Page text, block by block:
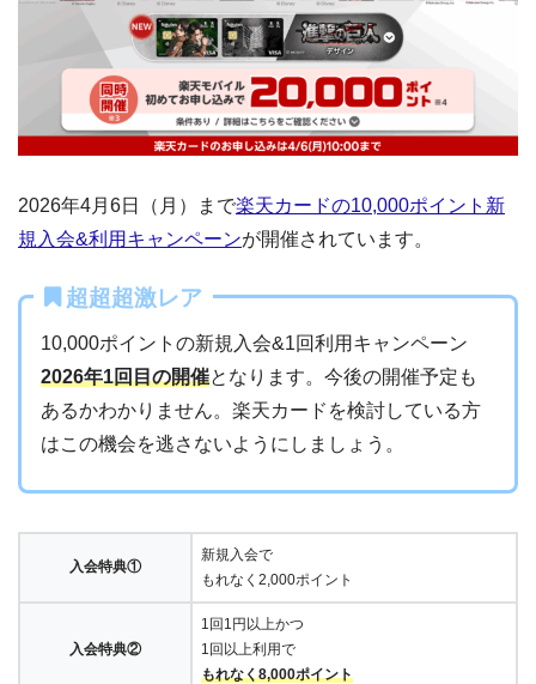
2026年4月6日（月）まで楽天カードの10,000ポイント新
規入会&利用キャンペーンが開催されています。
超超超激レア
10,000ポイントの新規入会&1回利用キャンペーン
2026年1回目の開催となります。今後の開催予定も
あるかわかりません。楽天カードを検討している方
はこの機会を逃さないようにしましょう。
入会特典①
新規入会で
もれなく2,000ポイント
入会特典②
1回1円以上かつ
1回以上利用で
もれなく8,000ポイント